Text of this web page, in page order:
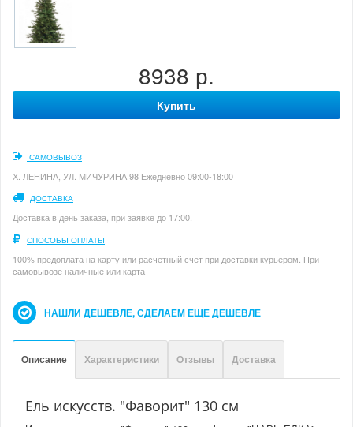
8938 р.
Купить
САМОВЫВОЗ
Х. ЛЕНИНА, УЛ. МИЧУРИНА 98 Ежедневно 09:00-18:00
ДОСТАВКА
Доставка в день заказа, при заявке до 17:00.
СПОСОБЫ ОПЛАТЫ
100% предоплата на карту или расчетный счет при доставки курьером. При
самовывозе наличные или карта
НАШЛИ ДЕШЕВЛЕ, СДЕЛАЕМ ЕЩЕ ДЕШЕВЛЕ
Описание Характеристики Отзывы Доставка
Ель искусств. "Фаворит" 130 см